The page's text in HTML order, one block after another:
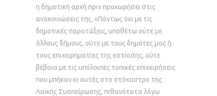
η δημοτική αρχή πριν προχωρήσει στις
ανακοινώσεις της. «Πάντως όχι με τις
δημοτικές παρατάξεις, υποθέτω ούτε με
άλλους δήμους, ούτε με τους δημότες μας ή
τους επιχειρηματίες της εστίασης, ούτε
βέβαια με τις υπόλοιπες τοπικές επιχειρήσεις
που μπήκαν κι αυτές στο στόχαστρο της
Λαϊκής Συσπείρωσης, πιθανότατα λόγω